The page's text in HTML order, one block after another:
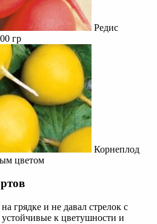
Редис
гр
Корнеплод
цветом
грядке и не давал стрелок с
к цветушности и